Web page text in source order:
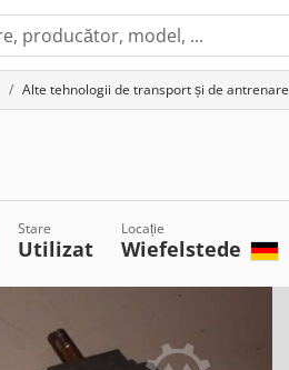
Alte tehnologii de transport și de antrenare
Stare
Utilizat
Locație
Wiefelstede